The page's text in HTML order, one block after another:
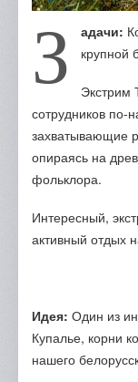
З адачи:
крупной
Экстрим
сотрудников по-
захватывающие
опираясь на
фольклора.
Интересный,
активный отдых
Идея: Один из
Купалье, корни
нашего